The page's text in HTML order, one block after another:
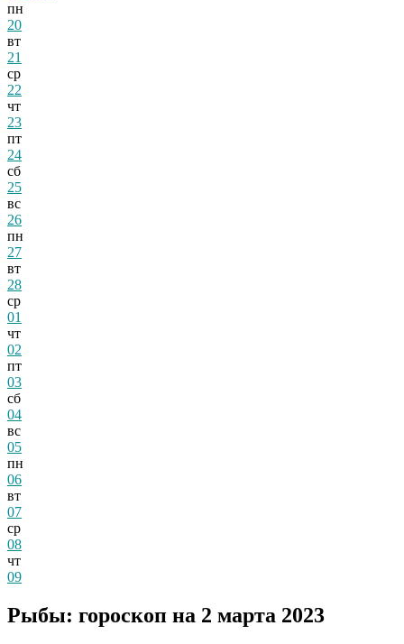
пн
20
вт
21
ср
22
чт
23
пт
24
сб
25
вс
26
пн
27
вт
28
ср
01
чт
02
пт
03
сб
04
вс
05
пн
06
вт
07
ср
08
чт
09
Рыбы: гороскоп на 2 марта 2023